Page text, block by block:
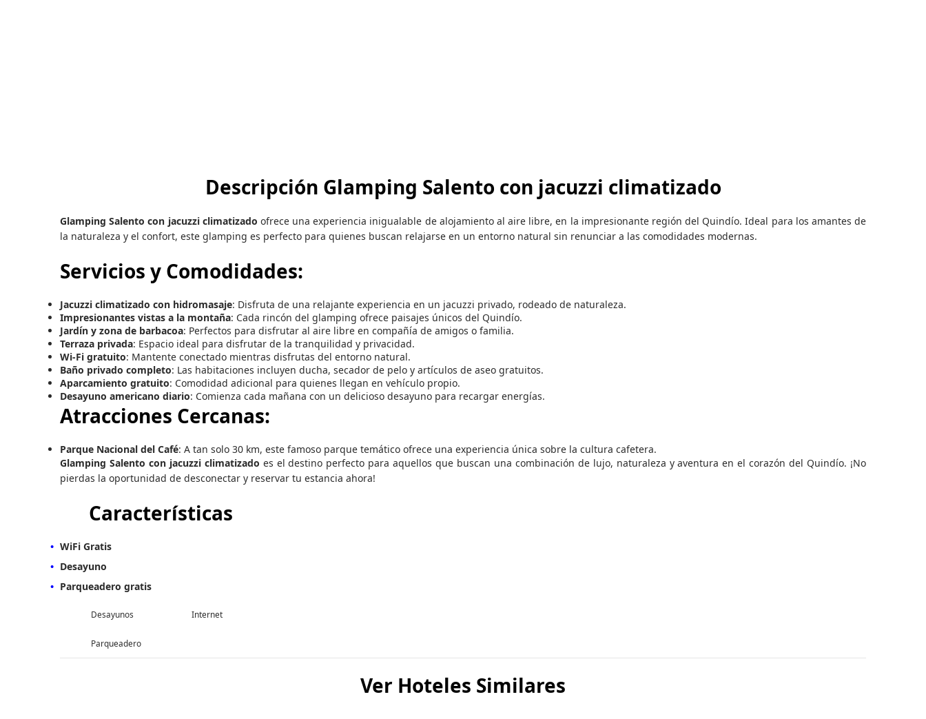
Descripción Glamping Salento con jacuzzi climatizado
Glamping Salento con jacuzzi climatizado ofrece una experiencia inigualable de alojamiento al aire libre, en la impresionante región del Quindío. Ideal para los amantes de
la naturaleza y el confort, este glamping es perfecto para quienes buscan relajarse en un entorno natural sin renunciar a las comodidades modernas.
Servicios y Comodidades:
Jacuzzi climatizado con hidromasaje: Disfruta de una relajante experiencia en un jacuzzi privado, rodeado de naturaleza.
Impresionantes vistas a la montaña: Cada rincón del glamping ofrece paisajes únicos del Quindío.
Jardín y zona de barbacoa: Perfectos para disfrutar al aire libre en compañía de amigos o familia.
Terraza privada: Espacio ideal para disfrutar de la tranquilidad y privacidad.
Wi-Fi gratuito: Mantente conectado mientras disfrutas del entorno natural.
Baño privado completo: Las habitaciones incluyen ducha, secador de pelo y artículos de aseo gratuitos.
Aparcamiento gratuito: Comodidad adicional para quienes llegan en vehículo propio.
Desayuno americano diario: Comienza cada mañana con un delicioso desayuno para recargar energías.
Atracciones Cercanas:
Parque Nacional del Café: A tan solo 30 km, este famoso parque temático ofrece una experiencia única sobre la cultura cafetera.
Glamping Salento con jacuzzi climatizado es el destino perfecto para aquellos que buscan una combinación de lujo, naturaleza y aventura en el corazón del Quindío. ¡No
pierdas la oportunidad de desconectar y reservar tu estancia ahora!
Características
WiFi Gratis
Desayuno
Parqueadero gratis
Desayunos Internet
Parqueadero
Ver Hoteles Similares